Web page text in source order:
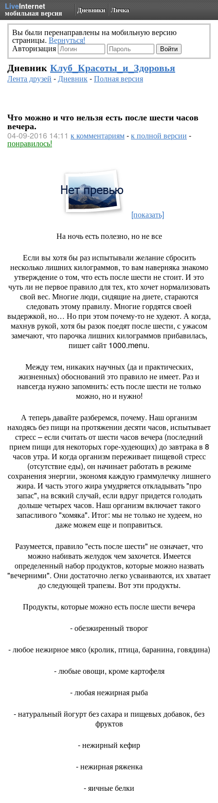
LiveInternet
мобильная версия Дневники Личка
Вы были перенаправлены на мобильную версию
страницы. Вернуться!
Авторизация
Дневник Клуб_Красоты_и_Здоровья
Лента друзей -Дневник-Полная версия
Что можно и что нельзя есть после шести часов
вечера.
04-09-2016 14:11 к комментариям-к полной версии -
понравилось!
[показать]
На ночь есть полезно, но не все
Если вы хотя бы раз испытывали желание сбросить
несколько лишних килограммов, то вам наверняка знакомо
утверждение о том, что есть после шести не стоит. И это
чуть ли не первое правило для тех, кто хочет нормализовать
свой вес. Многие люди, сидящие на диете, стараются
следовать этому правилу. Многие гордятся своей
выдержкой, но… Но при этом почему-то не худеют. А когда,
махнув рукой, хотя бы разок поедят после шести, с ужасом
замечают, что парочка лишних килограммов прибавилась,
пишет сайт 1000.menu.
Между тем, никаких научных (да и практических,
жизненных) обоснований это правило не имеет. Раз и
навсегда нужно запомнить: есть после шести не только
можно, но и нужно!
А теперь давайте разберемся, почему. Наш организм
находясь без пищи на протяжении десяти часов, испытывает
стресс – если считать от шести часов вечера (последний
прием пищи для некоторых горе-худеющих) до завтрака в 8
часов утра. И когда организм переживает пищевой стресс
(отсутствие еды), он начинает работать в режиме
сохранения энергии, экономя каждую граммулечку лишнего
жира. И часть этого жира умудряется откладывать "про
запас", на всякий случай, если вдруг придется голодать
дольше четырех часов. Наш организм включает такого
запасливого "хомяка". Итог: мы не только не худеем, но
даже можем еще и поправиться.
Разумеется, правило "есть после шести" не означает, что
можно набивать желудок чем захочется. Имеется
определенный набор продуктов, которые можно назвать
"вечерними". Они достаточно легко усваиваются, их хватает
до следующей трапезы. Вот эти продукты.
Продукты, которые можно есть после шести вечера
- обезжиренный творог
- любое нежирное мясо (кролик, птица, баранина, говядина)
- любые овощи, кроме картофеля
- любая нежирная рыба
- натуральный йогурт без сахара и пищевых добавок, без
фруктов
- нежирный кефир
- нежирная ряженка
- яичные белки